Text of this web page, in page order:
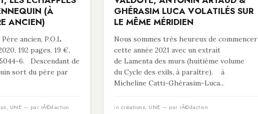
(À
ANCIEN)
ancien, P.O.L
192 pages, 19 €,
6. Descendant de
sort du père par
, UNE — par rÃ©daction
GHÉRASIM LUCA VOLATILÉS SUR
LE MÊME MÉRIDIEN
Nous sommes très heureux de commencer
cette année 2021 avec un extrait
de Lamenta des murs (huitième volume
du Cycle des exils, à paraître). à
Micheline Catti-Ghérasim-Luca...
in créations, UNE — par rÃ©daction